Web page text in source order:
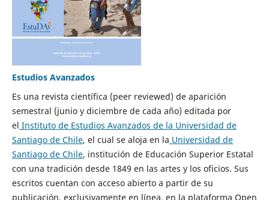
Estudios Avanzados
Es una revista científica (peer reviewed) de aparición
semestral (junio y diciembre de cada año) editada por
el Instituto de Estudios Avanzados de la Universidad de
Santiago de Chile, el cual se aloja en la Universidad de
Santiago de Chile, institución de Educación Superior Estatal
con una tradición desde 1849 en las artes y los oficios. Sus
escritos cuentan con acceso abierto a partir de su
publicación, exclusivamente en línea, en la plataforma Open